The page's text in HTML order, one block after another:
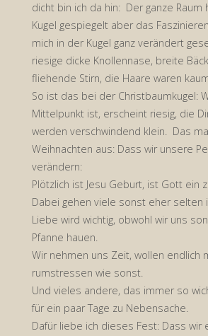
dicht bin ich da hin: Der ganze Raum
Kugel gespiegelt aber das
mich in der Kugel ganz verändert
riesige dicke Knollennase, breite
fliehende Stirn, die Haare waren
So ist das bei der Christbaumkugel:
Mittelpunkt ist, erscheint riesig, die
werden verschwindend klein. Das
Weihnachten aus: Dass wir unsere
verändern:
Plötzlich ist Jesu Geburt, ist Gott ein
Dabei gehen viele sonst eher selten
Liebe wird wichtig, obwohl wir uns
Pfanne hauen.
Wir nehmen uns Zeit, wollen endlich
rumstressen wie sonst.
Und vieles andere, das immer so
für ein paar Tage zu Nebensache.
Dafür liebe ich dieses Fest: Dass wir